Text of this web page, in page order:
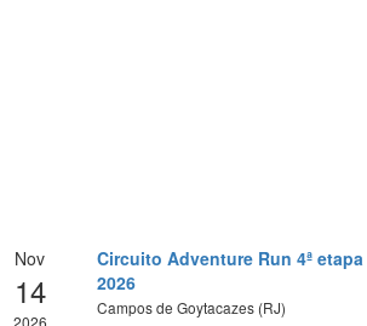
Nov
14
2026
Circuito Adventure Run 4ª etapa
2026
Campos de Goytacazes (RJ)